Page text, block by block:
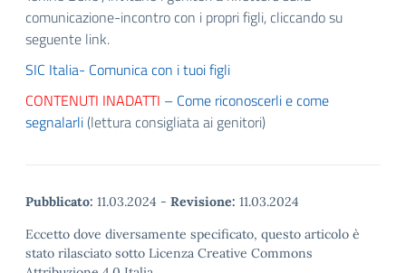
comunicazione-incontro con i propri figli, cliccando su
seguente link.
SIC Italia- Comunica con i tuoi figli
CONTENUTI INADATTI – Come riconoscerli e come
segnalarli (lettura consigliata ai genitori)
Pubblicato: 11.03.2024 - Revisione: 11.03.2024
Eccetto dove diversamente specificato, questo articolo è
stato rilasciato sotto Licenza Creative Commons